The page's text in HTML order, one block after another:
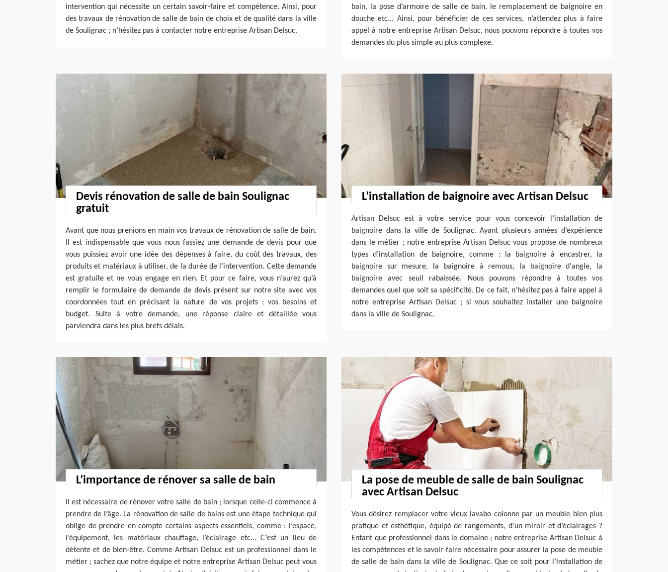
intervention qui nécessite un certain savoir-faire et compétence. Ainsi, pour
des travaux de rénovation de salle de bain de choix et de qualité dans la ville
de Soulignac ; n’hésitez pas à contacter notre entreprise Artisan Delsuc.
bain, la pose d’armoire de salle de bain, le remplacement de baignoire en
douche etc... Ainsi, pour bénéficier de ces services, n’attendez plus à faire
appel à notre entreprise Artisan Delsuc, nous pouvons répondre à toutes vos
demandes du plus simple au plus complexe.
Devis rénovation de salle de bain Soulignac
gratuit
Avant que nous prenions en main vos travaux de rénovation de salle de bain.
Il est indispensable que vous nous fassiez une demande de devis pour que
vous puissiez avoir une idée des dépenses à faire, du coût des travaux, des
produits et matériaux à utiliser, de la durée de l’intervention. Cette demande
est gratuite et ne vous engage en rien. Et pour ce faire, vous n’aurez qu’à
remplir le formulaire de demande de devis présent sur notre site avec vos
coordonnées tout en précisant la nature de vos projets ; vos besoins et
budget. Suite à votre demande, une réponse claire et détaillée vous
parviendra dans les plus brefs délais.
L’installation de baignoire avec Artisan Delsuc
Artisan Delsuc est à votre service pour vous concevoir l’installation de
baignoire dans la ville de Soulignac. Ayant plusieurs années d’expérience
dans le métier ; notre entreprise Artisan Delsuc vous propose de nombreux
types d’installation de baignoire, comme : la baignoire à encastrer, la
baignoire sur mesure, la baignoire à remous, la baignoire d'angle, la
baignoire avec seuil rabaissée. Nous pouvons répondre à toutes vos
demandes quel que soit sa spécificité. De ce fait, n’hésitez pas à faire appel à
notre entreprise Artisan Delsuc ; si vous souhaitez installer une baignoire
dans la ville de Soulignac.
L’importance de rénover sa salle de bain
Il est nécessaire de rénover votre salle de bain ; lorsque celle-ci commence à
prendre de l’âge. La rénovation de salle de bains est une étape technique qui
oblige de prendre en compte certains aspects essentiels, comme : l’espace,
l’équipement, les matériaux chauffage, l’éclairage etc... C’est un lieu de
détente et de bien-être. Comme Artisan Delsuc est un professionnel dans le
métier ; sachez que notre équipe et notre entreprise Artisan Delsuc peut vous
La pose de meuble de salle de bain Soulignac
avec Artisan Delsuc
Vous désirez remplacer votre vieux lavabo colonne par un meuble bien plus
pratique et esthétique, équipé de rangements, d’un miroir et d’éclairages ?
Entant que professionnel dans le domaine ; notre entreprise Artisan Delsuc à
les compétences et le savoir-faire nécessaire pour assurer la pose de meuble
de salle de bain dans la ville de Soulignac. Que ce soit pour l’installation de